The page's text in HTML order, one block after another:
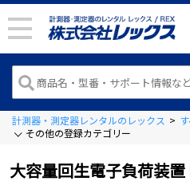
計測器・測定器レンタルのレックス >
その他の登録カテゴリー
大容量回生電子負荷装置